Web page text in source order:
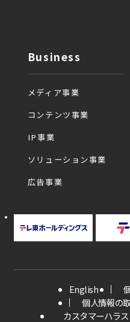
Business
メディア事業
コンテンツ事業
IP事業
ソリューション事業
広告事業
English
個人情報の
カスタマーハラ